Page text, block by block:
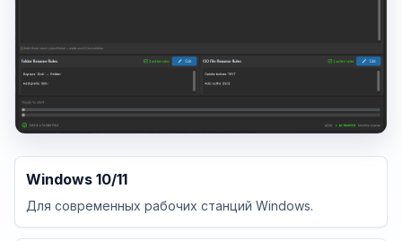
Windows 10/11
Для современных рабочих станций Windows.